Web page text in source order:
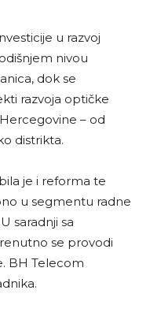
u razvoj
nivou
dok se
razvoja optičke
– od
distrikta.
je i reforma te
u segmentu radne
saradnji sa
se provodi
BH Telecom